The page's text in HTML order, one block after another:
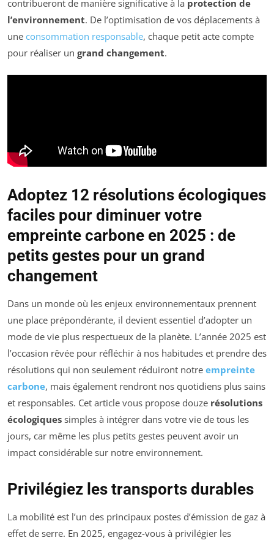
contribueront de manière significative à la protection de
l’environnement. De l’optimisation de vos déplacements à
une consommation responsable, chaque petit acte compte
pour réaliser un grand changement.
Adoptez 12 résolutions écologiques
faciles pour diminuer votre
empreinte carbone en 2025 : de
petits gestes pour un grand
changement
Dans un monde où les enjeux environnementaux prennent
une place prépondérante, il devient essentiel d’adopter un
mode de vie plus respectueux de la planète. L’année 2025 est
l’occasion rêvée pour réfléchir à nos habitudes et prendre des
résolutions qui non seulement réduiront notre empreinte
carbone, mais également rendront nos quotidiens plus sains
et responsables. Cet article vous propose douze résolutions
écologiques simples à intégrer dans votre vie de tous les
jours, car même les plus petits gestes peuvent avoir un
impact considérable sur notre environnement.
Privilégiez les transports durables
La mobilité est l’un des principaux postes d’émission de gaz à
effet de serre. En 2025, engagez-vous à privilégier les